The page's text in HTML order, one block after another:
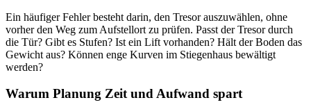
Ein häufiger Fehler besteht darin, den Tresor auszuwählen, ohne
vorher den Weg zum Aufstellort zu prüfen. Passt der Tresor durch
die Tür? Gibt es Stufen? Ist ein Lift vorhanden? Hält der Boden das
Gewicht aus? Können enge Kurven im Stiegenhaus bewältigt
werden?
Warum Planung Zeit und Aufwand spart